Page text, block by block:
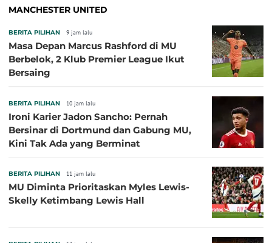
MANCHESTER UNITED
BERITA PILIHAN 9 jam lalu
Masa Depan Marcus Rashford di MU
Berbelok, 2 Klub Premier League Ikut
Bersaing
BERITA PILIHAN 10 jam lalu
Ironi Karier Jadon Sancho: Pernah
Bersinar di Dortmund dan Gabung MU,
Kini Tak Ada yang Berminat
BERITA PILIHAN 11 jam lalu
MU Diminta Prioritaskan Myles Lewis-
Skelly Ketimbang Lewis Hall